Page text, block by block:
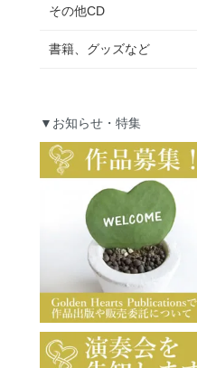
その他CD
書籍、グッズなど
▼お知らせ・特集